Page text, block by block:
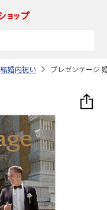
結婚内祝い プレゼンテージ